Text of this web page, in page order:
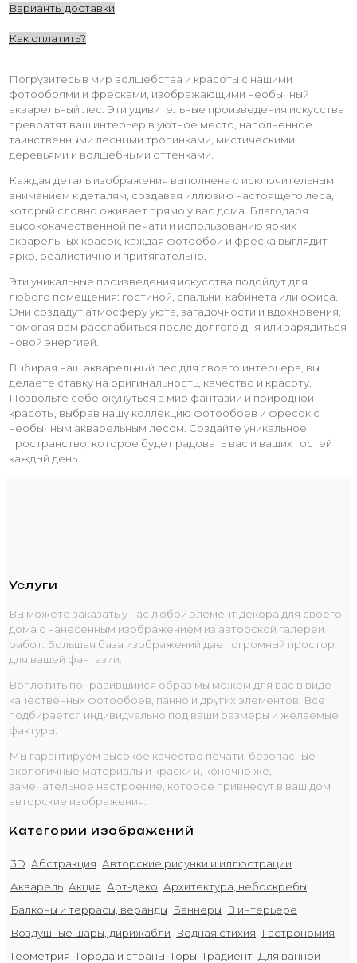
Варианты доставки
Как оплатить?
Погрузитесь в мир волшебства и красоты с нашими
фотообоями и фресками, изображающими необычный
акварельный лес. Эти удивительные произведения искусства
превратят ваш интерьер в уютное место, наполненное
таинственными лесными тропинками, мистическими
деревьями и волшебными оттенками.
Каждая деталь изображения выполнена с исключительным
вниманием к деталям, создавая иллюзию настоящего леса,
который словно оживает прямо у вас дома. Благодаря
высококачественной печати и использованию ярких
акварельных красок, каждая фотообои и фреска выглядит
ярко, реалистично и притягательно.
Эти уникальные произведения искусства подойдут для
любого помещения: гостиной, спальни, кабинета или офиса.
Они создадут атмосферу уюта, загадочности и вдохновения,
помогая вам расслабиться после долгого дня или зарядиться
новой энергией.
Выбирая наш акварельный лес для своего интерьера, вы
делаете ставку на оригинальность, качество и красоту.
Позвольте себе окунуться в мир фантазии и природной
красоты, выбрав нашу коллекцию фотообоев и фресок с
необычным акварельным лесом. Создайте уникальное
пространство, которое будет радовать вас и ваших гостей
каждый день.
Услуги
Вы можете заказать у нас любой элемент декора для своего
дома с нанесенным изображением из авторской галереи
работ. Большая база изображений дает огромный простор
для вашей фантазии.
Воплотить понравившийся образ мы можем для вас в виде
качественных фотообоев, панно и других элементов. Все
подбирается индивидуально под ваши размеры и желаемые
фактуры.
Мы гарантируем высокое качество печати, безопасные
экологичные материалы и краски и, конечно же,
замечательное настроение, которое привнесут в ваш дом
авторские изображения.
Категории изображений
3D Абстракция Авторские рисунки и иллюстрации
Акварель Акция Арт-деко Архитектура, небоскребы
Балконы и террасы, веранды
Баннеры
В интерьере
Воздушные шары, дирижабли
Водная стихия
Гастрономия
Геометрия
Города и страны Горы Градиент Для ванной